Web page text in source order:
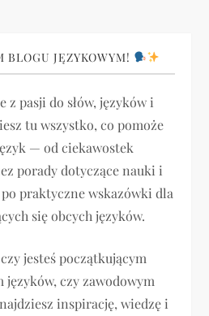
BLOGU JĘZYKOWYM!
z pasji do słów, języków i
tu wszystko, co pomoże
— od ciekawostek
porady dotyczące nauki i
praktyczne wskazówki dla
się obcych języków.
jesteś początkującym
języków, czy zawodowym
inspirację, wiedzę i